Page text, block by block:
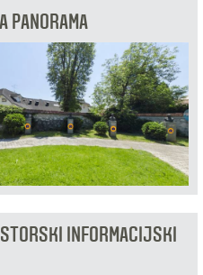
PANORAMA
INFORMACIJSKI